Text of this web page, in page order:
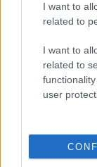
I want to
related to
I want to
related to
user